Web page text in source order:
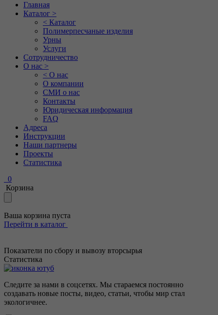
Главная
Каталог >
< Каталог
Полимерпесчаные изделия
Урны
Услуги
Сотрудничество
О нас >
< О нас
О компании
СМИ о нас
Контакты
Юридическая информация
FAQ
Адреса
Инструкции
Наши партнеры
Проекты
Статистика
0
Корзина
Ваша корзина пуста
Перейти в каталог
Показатели по сбору и вывозу вторсырья
Статистика
Следите за нами в соцсетях. Мы стараемся постоянно
создавать новые посты, видео, статьи, чтобы мир стал
экологичнее.